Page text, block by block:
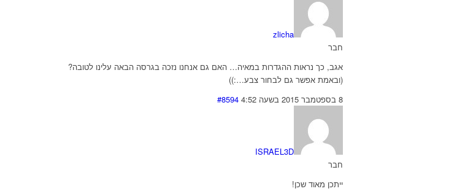
zlicha
חבר
אגב, כך נראות ההגדרות במאיה… האם גם אנחנו נזכה בגרסה הבאה עלינו לטובה?
(ובאמת אפשר גם לבחור צבע…:))
8 בספטמבר 2015 בשעה 4:52
#8594
ISRAEL3D
חבר
ייתכן מאוד שכן!